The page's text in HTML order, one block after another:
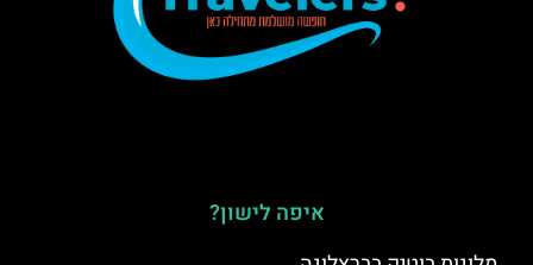
איפה לישון?